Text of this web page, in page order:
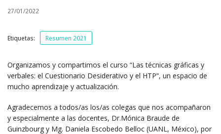
27/01/2022
Etiquetas: Resumen 2021
Organizamos y compartimos el curso “Las técnicas gráficas y
verbales: el Cuestionario Desiderativo y el HTP”, un espacio de
mucho aprendizaje y actualización.
Agradecemos a todos/as los/as colegas que nos acompañaron
y especialmente a las docentes, Dr.Mónica Braude de
Guinzbourg y Mg. Daniela Escobedo Belloc (UANL, México), por